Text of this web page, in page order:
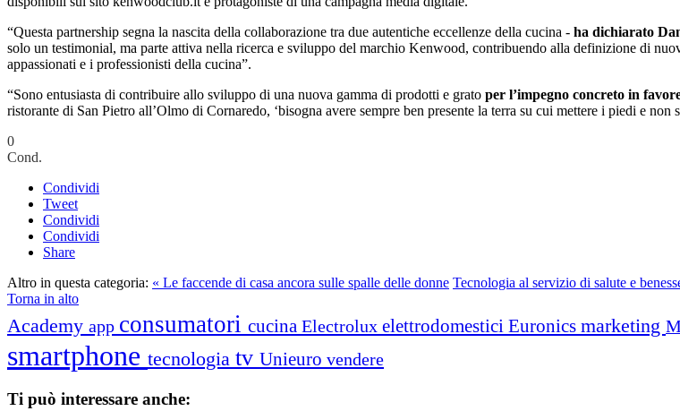
“Questa partnership segna la nascita della collaborazione tra due autentiche eccellenze della cucina - ha dichiarato
solo un testimonial, ma parte attiva nella ricerca e sviluppo del marchio Kenwood, contribuendo alla definizione di
appassionati e i professionisti della cucina”.
“Sono entusiasta di contribuire allo sviluppo di una nuova gamma di prodotti e grato per l’impegno concreto in
ristorante di San Pietro all’Olmo di Cornaredo, ‘bisogna avere sempre ben presente la terra su cui mettere i piedi e non
0
Cond.
Condividi
Tweet
Condividi
Condividi
Share
Altro in questa categoria: « Le faccende di casa ancora sulle spalle delle donne Tecnologia al servizio di salute e
Torna in alto
Academy app consumatori cucina Electrolux elettrodomestici Euronics marketing
smartphone tecnologia tv Unieuro vendere
Ti può interessare anche: